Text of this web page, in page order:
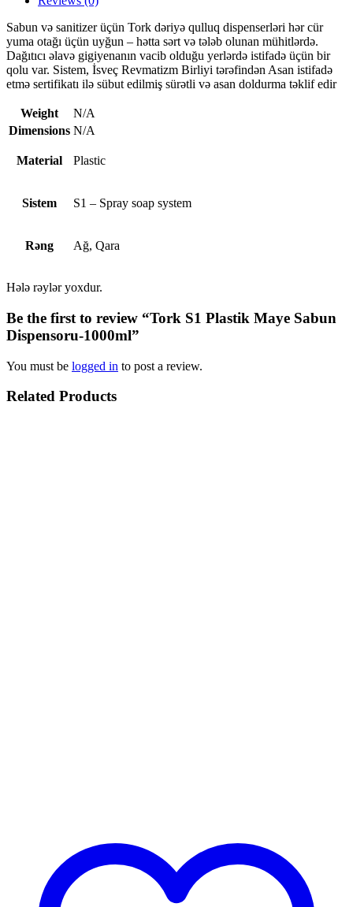
Sabun və sanitizer üçün Tork dəriyə qulluq dispenserləri hər cür
yuma otağı üçün uyğun – hətta sərt və tələb olunan mühitlərdə.
Dağıtıcı əlavə gigiyenanın vacib olduğu yerlərdə istifadə üçün bir
qolu var. Sistem, İsveç Revmatizm Birliyi tərəfindən Asan istifadə
etmə sertifikatı ilə sübut edilmiş sürətli və asan doldurma təklif edir
Weight
N/A
Dimensions N/A
Material Plastic
Sistem S1 – Spray soap system
Rəng Ağ, Qara
Hələ rəylər yoxdur.
Be the first to review “Tork S1 Plastik Maye Sabun
Dispensoru-1000ml”
You must be logged in to post a review.
Related Products